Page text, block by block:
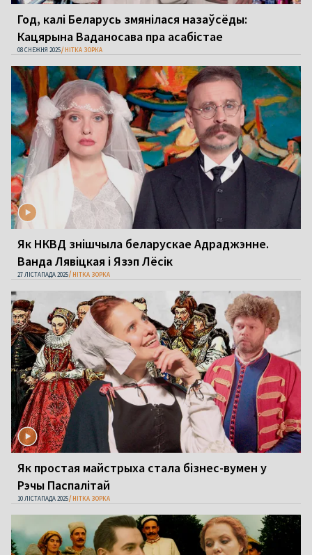
Год, калі Беларусь змянілася назаўсёды:
Кацярына Ваданосава пра асабістае
08 СНЕЖНЯ 2025 НІТКА ЗОРКА
Як НКВД знішчыла беларускае Адраджэнне.
Ванда Лявіцкая і Язэп Лёсік
27 ЛІСТАПАДА 2025 НІТКА ЗОРКА
Як простая майстрыха стала бізнес-вумен у
Рэчы Паспалітай
10 ЛІСТАПАДА 2025 НІТКА ЗОРКА